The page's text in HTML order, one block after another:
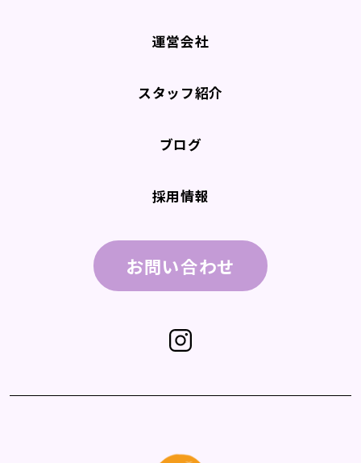
運営会社
スタッフ紹介
ブログ
採用情報
お問い合わせ